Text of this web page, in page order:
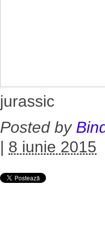
jurassic
Posted by
| 8 iunie 2015